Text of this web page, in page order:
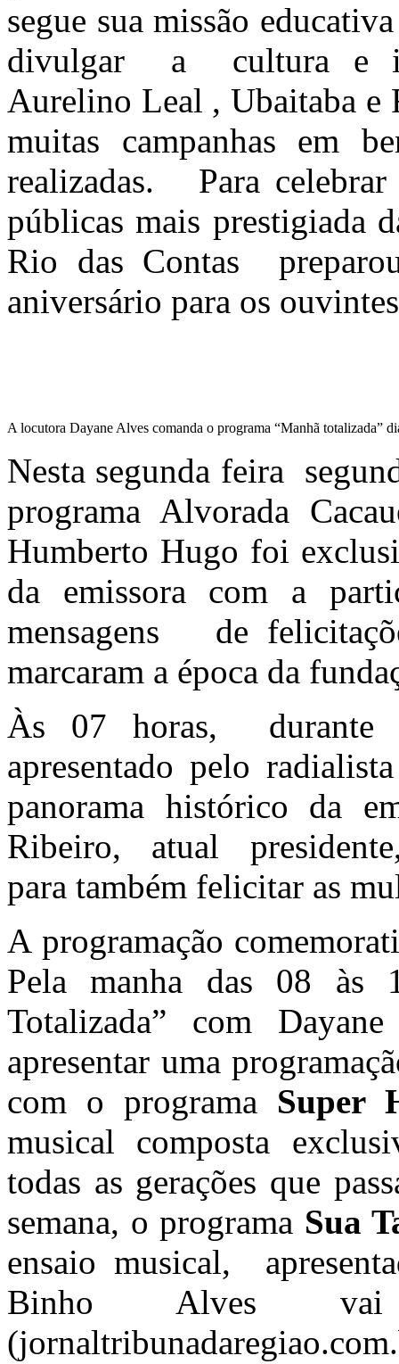
segue sua missão
divulgar a cultura e
Aurelino Leal , Ubaitaba e
muitas campanhas em
realizadas. Para celebrar
públicas mais prestigiada
Rio das Contas
aniversário para os
A locutora Dayane Alves comanda o programa “Manhã totalizada”
Nesta segunda feira
programa Alvorada
Humberto Hugo foi
da emissora com a
mensagens de
marcaram a época da
Às 07 horas, durante
apresentado pelo
panorama histórico da
Ribeiro, atual
para também felicitar as
A programação
Pela manha das 08 às
Totalizada” com
apresentar uma
com o programa Super
musical composta
todas as gerações que
semana, o programa Sua
ensaio musical,
Binho Alves